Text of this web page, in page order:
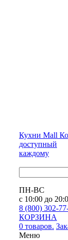
Кухни Mall
доступный
каждому
ПН-ВС
с 10:00 до
8 (800) 302-
КОРЗИНА
0 товаров.
Меню